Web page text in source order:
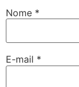
Nome *
E-mail *